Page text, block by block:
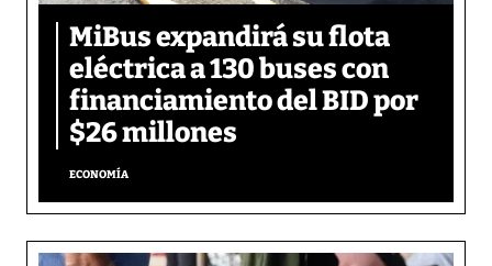
MiBus expandirá su flota
eléctrica a 130 buses con
financiamiento del BID por
$26 millones
ECONOMÍA